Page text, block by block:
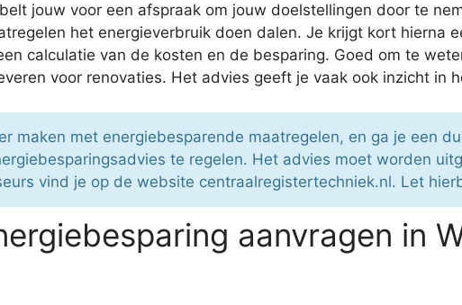
jouw voor een afspraak om jouw doelstellingen door te
het energieverbruik doen dalen. Je krijgt kort hierna
calculatie van de kosten en de besparing. Goed om te
voor renovaties. Het advies geeft je vaak ook inzicht in
maken met energiebesparende maatregelen, en ga je een
te regelen. Het advies moet worden
vind je op de website centraalregistertechniek.nl. Let
aanvragen in